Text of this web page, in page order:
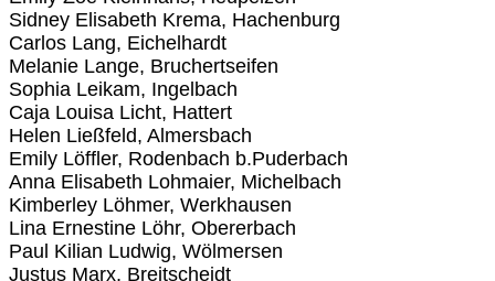
Sidney Elisabeth Krema, Hachenburg
Carlos Lang, Eichelhardt
Melanie Lange, Bruchertseifen
Sophia Leikam, Ingelbach
Caja Louisa Licht, Hattert
Helen Ließfeld, Almersbach
Emily Löffler, Rodenbach b.Puderbach
Anna Elisabeth Lohmaier, Michelbach
Kimberley Löhmer, Werkhausen
Lina Ernestine Löhr, Obererbach
Paul Kilian Ludwig, Wölmersen
Justus Marx, Breitscheidt